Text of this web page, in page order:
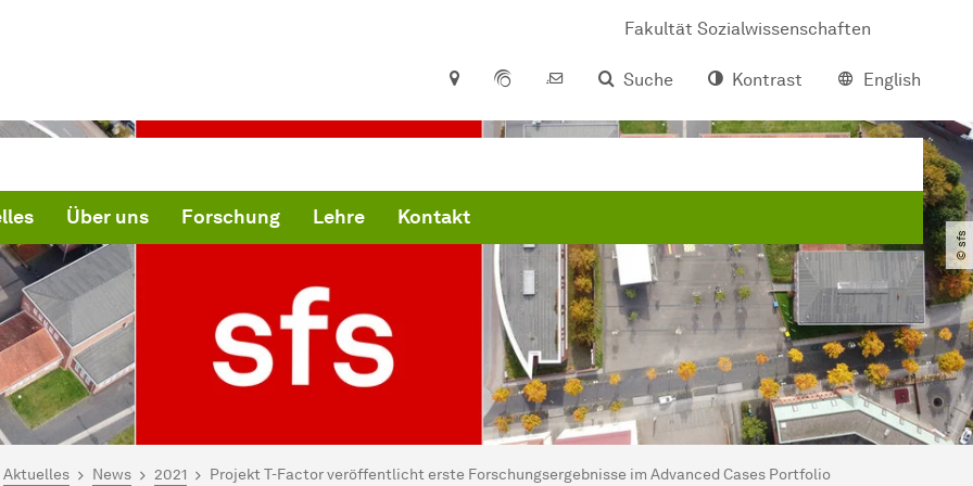
Fakultät Sozialwissenschaften
Suche
Kontrast English
Über uns Forschung Lehre Kontakt
© sfs
hier:
Aktuelles News 2021 Projekt T-Factor veröffentlicht erste Forschungsergebnisse im Advanced Cases Portfolio